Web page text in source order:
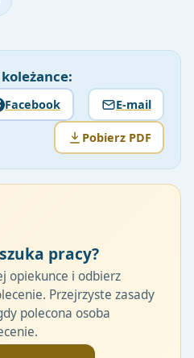
Facebook E-mail
Pobierz PDF
pracy?
opiekunce i odbierz
Przejrzyste zasady
polecona osoba